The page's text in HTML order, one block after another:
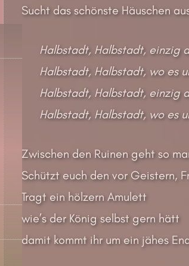
Sucht das schönste Häuschen
Halbstadt, Halbstadt, einzig
Halbstadt, Halbstadt, wo es
Halbstadt, Halbstadt, einzig
Halbstadt, Halbstadt, wo es
Zwischen den Ruinen geht so
Schützt euch den vor Geistern,
Tragt ein hölzern Amulett
wie’s der König selbst gern hätt
damit kommt ihr um ein jähes